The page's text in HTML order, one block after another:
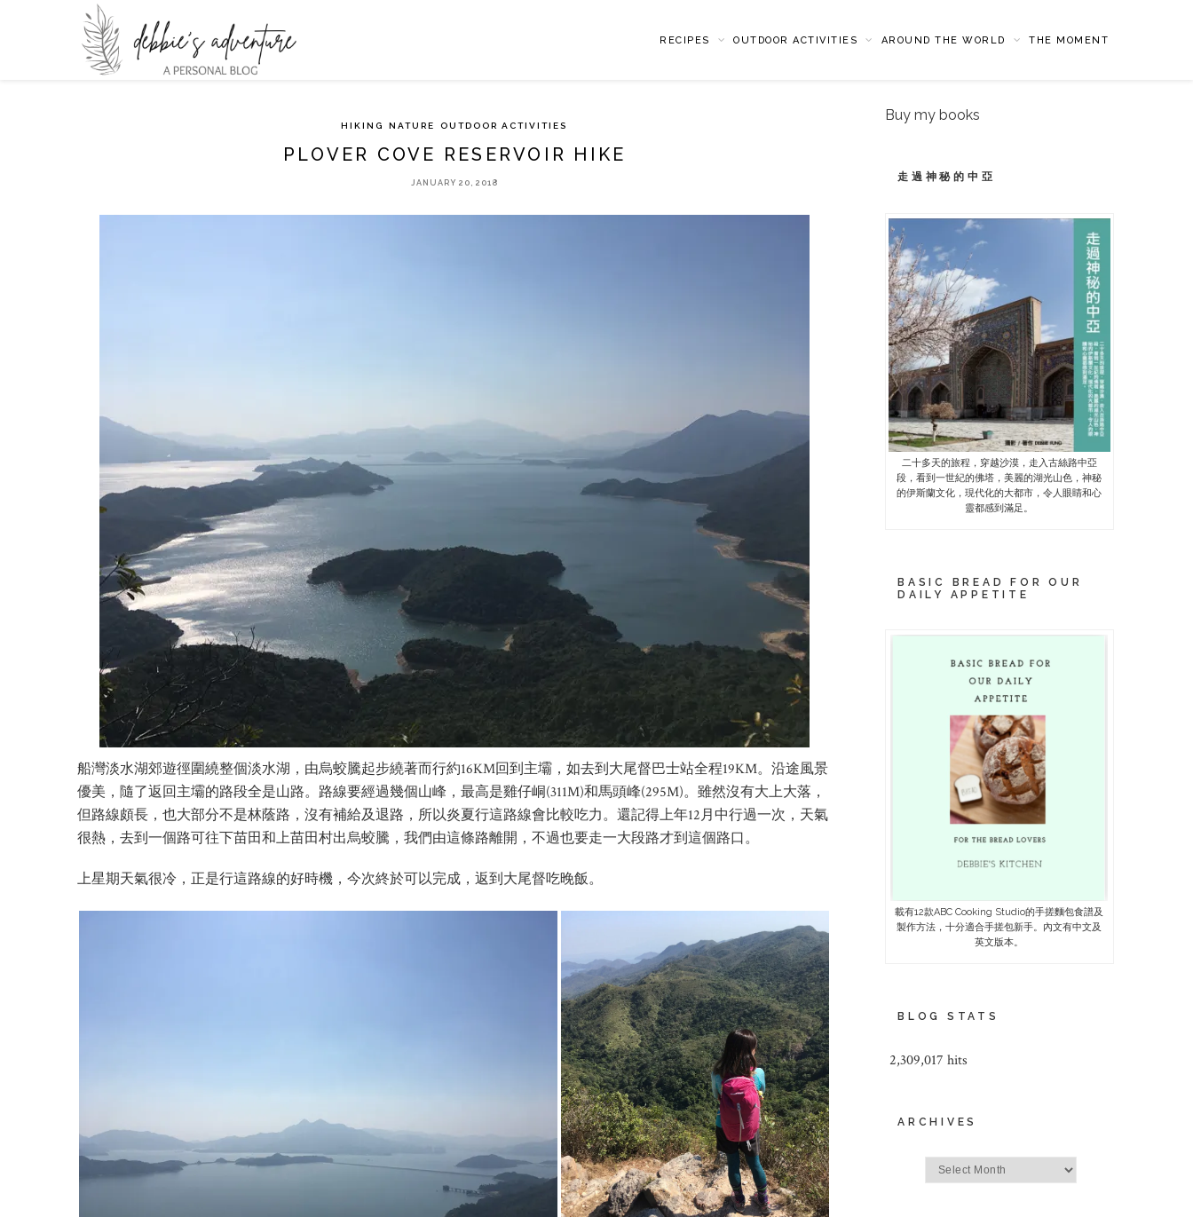
RECIPES OUTDOOR ACTIVITIES AROUND THE WORLD THE MOMENT
HIKING NATURE OUTDOOR ACTIVITIES
PLOVER COVE RESERVOIR HIKE
JANUARY 20, 2018
船灣淡水湖郊遊徑圍繞整個淡水湖，由烏蛟騰起步繞著而行約16KM回到主壩，如去到大尾督巴士站全程19KM。沿途風景
優美，隨了返回主壩的路段全是山路。路線要經過幾個山峰，最高是雞仔峒(311M)和馬頭峰(295M)。雖然沒有大上大落，
但路線頗長，也大部分不是林蔭路，沒有補給及退路，所以炎夏行這路線會比較吃力。還記得上年12月中行過一次，天氣
很熱，去到一個路可往下苗田和上苗田村出烏蛟騰，我們由這條路離開，不過也要走一大段路才到這個路口。
上星期天氣很冷，正是行這路線的好時機，今次終於可以完成，返到大尾督吃晚飯。
Buy my books
走過神秘的中亞
二十多天的旅程，穿越沙漠，走入古絲路中亞
段，看到一世紀的佛塔，美麗的湖光山色，神秘
的伊斯蘭文化，現代化的大都市，令人眼睛和心
靈都感到滿足。
BASIC BREAD FOR OUR
DAILY APPETITE
載有12款ABC Cooking Studio的手搓麵包食譜及
製作方法，十分適合手搓包新手。內文有中文及
英文版本。
BLOG STATS
2,309,017 hits
ARCHIVES